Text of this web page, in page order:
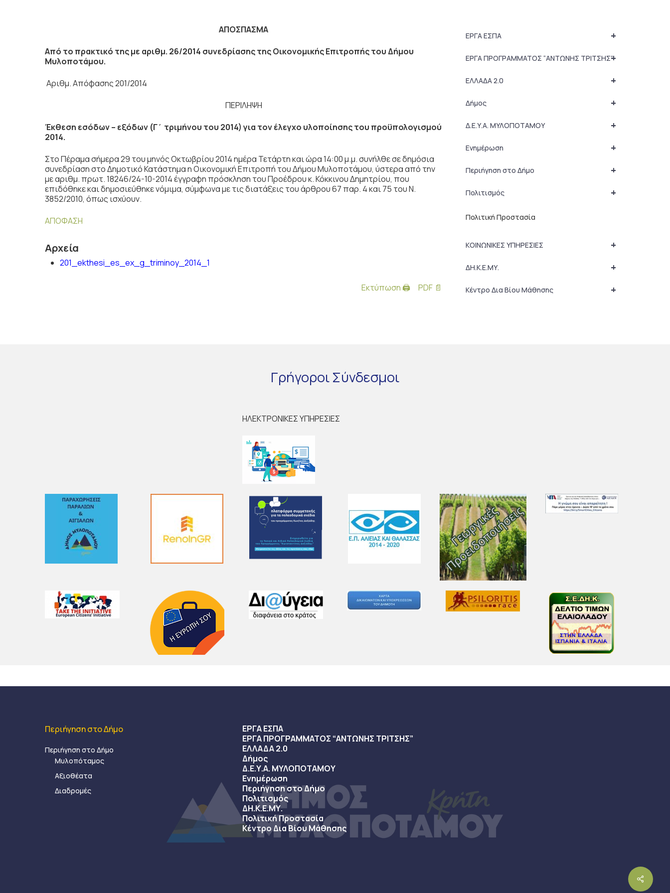
ΑΠΟΣΠΑΣΜΑ
Από το πρακτικό της με αριθμ. 26/2014 συνεδρίασης τηςΟικονομικής Επιτροπής του Δήμου
Μυλοποτάμου.
Αριθμ. Απόφασης 201/2014
ΠΕΡΙΛΗΨΗ
Έκθεση εσόδων – εξόδων (Γ΄ τριμήνου του 2014) για τον έλεγχο υλοποίησης του προϋπολογισμού
2014.
Στο Πέραμα σήμερα 29 του μηνός Οκτωβρίου 2014 ημέρα Τετάρτη και ώρα 14:00 μ.μ. συνήλθε σε δημόσια
συνεδρίαση στο Δημοτικό Κατάστημα η Οικονομική Επιτροπή του Δήμου Μυλοποτάμου, ύστερα από την
με αριθμ. πρωτ. 18246/24-10-2014 έγγραφη πρόσκληση του Προέδρου κ. Κόκκινου Δημητρίου, που
επιδόθηκε και δημοσιεύθηκε νόμιμα, σύμφωνα με τις διατάξεις του άρθρου 67 παρ. 4 και 75 του Ν.
3852/2010, όπως ισχύουν.
ΑΠΟΦΑΣΗ
Αρχεία
201_ekthesi_es_ex_g_triminoy_2014_1
Εκτύπωση 🖨 PDF 📄
+
ΕΡΓΑ ΕΣΠΑ
+
ΕΡΓΑ ΠΡΟΓΡΑΜΜΑΤΟΣ “ΑΝΤΩΝΗΣ ΤΡΙΤΣΗΣ”
+
ΕΛΛΑΔΑ 2.0
+
Δήμος
+
Δ.Ε.Υ.Α. ΜΥΛΟΠΟΤΑΜΟΥ
+
Ενημέρωση
+
Περιήγηση στο Δήμο
+
Πολιτισμός
Πολιτική Προστασία
+
ΚΟΙΝΩΝΙΚΕΣ ΥΠΗΡΕΣΙΕΣ
+
ΔΗ.Κ.Ε.ΜΥ.
+
Κέντρο Δια Βίου Μάθησης
ΓρήγοροιΣύνδεσμοι
ΗΛΕΚΤΡΟΝΙΚΕΣ ΥΠΗΡΕΣΙΕΣ
Περιήγηση στο Δήμο
Περιήγηση στο Δήμο
Μυλοπόταμος
Αξιοθέατα
Διαδρομές
ΕΡΓΑ ΕΣΠΑ
ΕΡΓΑ ΠΡΟΓΡΑΜΜΑΤΟΣ “ΑΝΤΩΝΗΣ ΤΡΙΤΣΗΣ”
ΕΛΛΑΔΑ 2.0
Δήμος
Δ.Ε.Υ.Α. ΜΥΛΟΠΟΤΑΜΟΥ
Ενημέρωση
Περιήγηση στο Δήμο
Πολιτισμός
ΔΗ.Κ.Ε.ΜΥ.
Πολιτική Προστασία
Κέντρο Δια Βίου Μάθησης